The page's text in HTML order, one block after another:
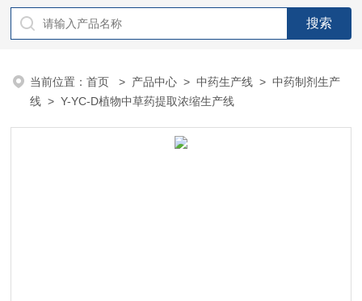
当前位置：首页 > 产品中心 >中药生产线 >中药制剂生产
线 > Y-YC-D植物中草药提取浓缩生产线